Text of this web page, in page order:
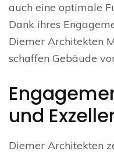
auch eine optimale
Dank ihres
Diemer Architekten
schaffen Gebäude
und
Diemer Architekten